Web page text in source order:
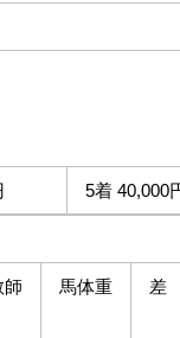
5着 40,000
師 馬体重 差